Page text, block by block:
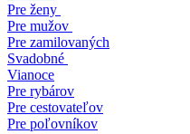
Pre ženy
Pre mužov
Pre zamilovaných
Svadobné
Vianoce
Pre rybárov
Pre cestovateľov
Pre poľovníkov